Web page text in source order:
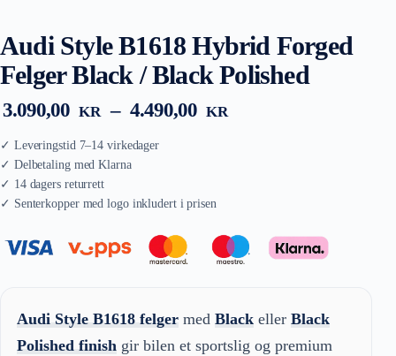
Audi Style B1618 Hybrid Forged
Felger Black / Black Polished
3.090,00 KR – 4.490,00 KR
Audi Style B1618 felger med Black eller Black
Polished finish gir bilen et sportslig og premium